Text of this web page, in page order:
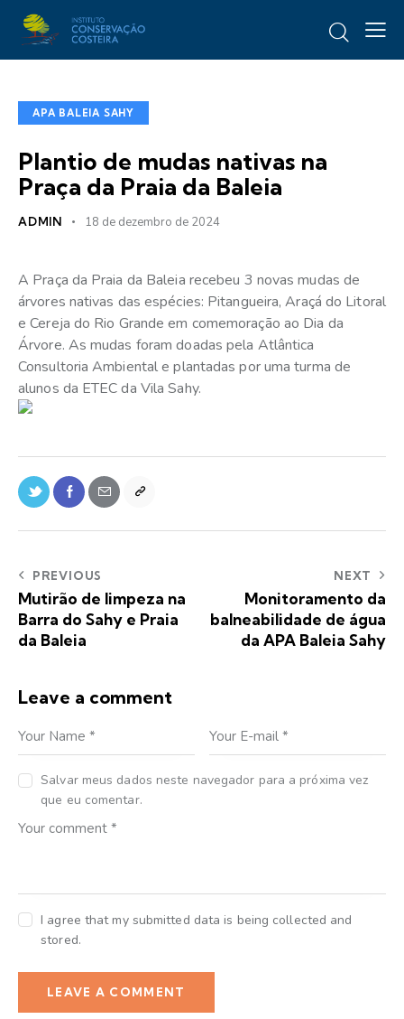
APA BALEIA SAHY
Plantio de mudas nativas na
Praça da Praia da Baleia
ADMIN 18 de dezembro de 2024
A Praça da Praia da Baleia recebeu 3 novas mudas de
árvores nativas das espécies: Pitangueira, Araçá do Litoral
e Cereja do Rio Grande em comemoração ao Dia da
Árvore. As mudas foram doadas pela Atlântica
Consultoria Ambiental e plantadas por uma turma de
alunos da ETEC da Vila Sahy.
PREVIOUS
Mutirão de limpeza na
Barra do Sahy e Praia
da Baleia
NEXT
Monitoramento da
balneabilidade de água
da APA Baleia Sahy
Leave a comment
Salvar meus dados neste navegador para a próxima vez
que eu comentar.
I agree that my submitted data is being collected and
stored.